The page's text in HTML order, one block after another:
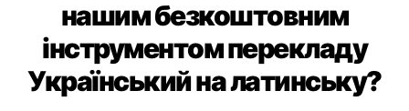
Хто може скористатися
нашим безкоштовним
інструментом перекладу